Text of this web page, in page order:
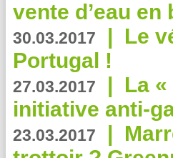
vente d’eau
30.03.2017 | Le
Portugal !
27.03.2017 | La
initiative anti-
23.03.2017 |